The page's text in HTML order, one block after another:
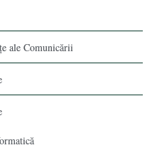
ale Comunicării